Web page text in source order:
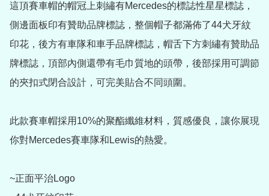
這頂賽車帽的帽冠上刺繡有Mercedes的標誌性星星標誌，
側邊面板印有贊助品牌標誌，整個帽子都滿佈了44犬牙紋
印花，後方有車隊和車手品牌標誌，帽舌下方刺繡有贊助品
牌標誌，頂部內側還帶有毛巾質地的頭帶，後部採用可調節
的夾扣式閉合設計，可完美貼合不同頭圍。
此款賽車帽採用10%的聚酯纖維材料，質感優良，讓你展現
你對Mercedes賽車隊和Lewis的熱愛。
~正面平治Logo